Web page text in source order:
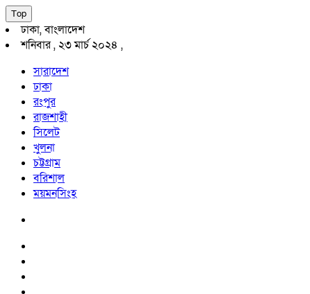
Top
ঢাকা, বাংলাদেশ
শনিবার , ২৩ মার্চ ২০২৪ ,
সারাদেশ
ঢাকা
রংপুর
রাজশাহী
সিলেট
খুলনা
চট্টগ্রাম
বরিশাল
ময়মনসিংহ